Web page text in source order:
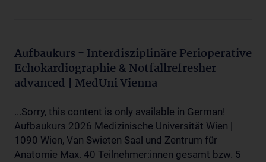
Aufbaukurs - Interdisziplinäre Perioperative
Echokardiographie & Notfallrefresher
advanced | MedUni Vienna
...Sorry, this content is only available in German!
Aufbaukurs 2026 Medizinische Universität Wien |
1090 Wien, Van Swieten Saal und Zentrum für
Anatomie Max. 40 Teilnehmer:innen gesamt bzw. 5